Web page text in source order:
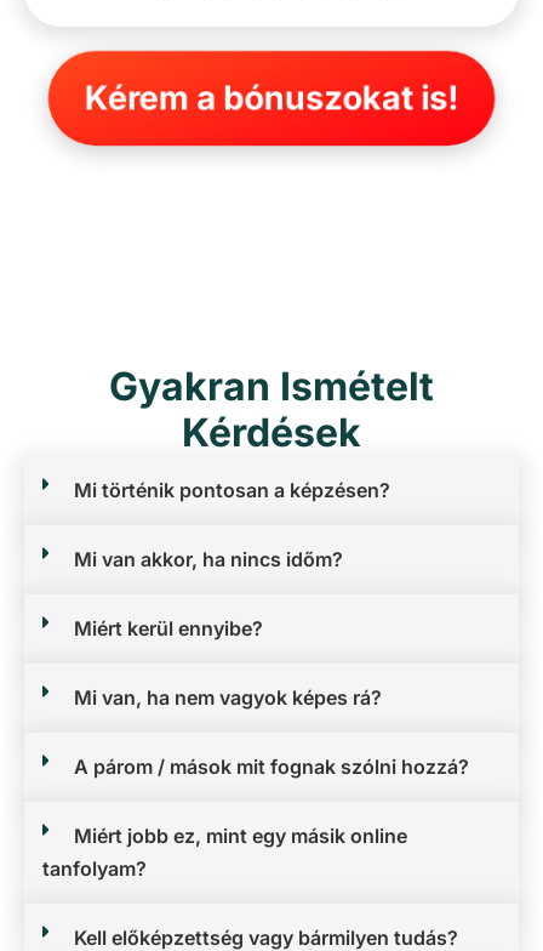
Kérem a bónuszokat is!
Gyakran Ismételt
Kérdések
Mi történik pontosan a képzésen?
Mi van akkor, ha nincs időm?
Miért kerül ennyibe?
Mi van, ha nem vagyok képes rá?
A párom / mások mit fognak szólni hozzá?
Miért jobb ez, mint egy másik online
tanfolyam?
Kell előképzettség vagy bármilyen tudás?